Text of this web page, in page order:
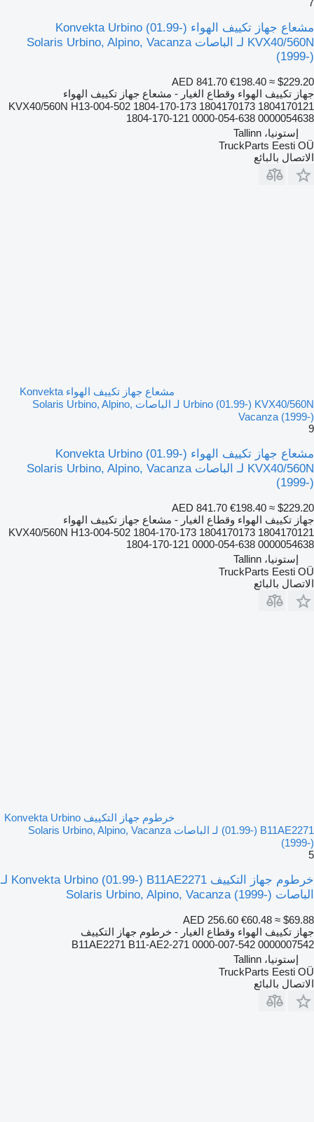
مشعاع جهاز تكييف الهواء Konvekta Urbino (01.99-)
KVX40/560N لـ الباصات Solaris Urbino, Alpino, Vacanza
(1999-)
AED 841.70 €198.40 ≈ $229.20
جهاز تكييف الهواء وقطاع الغيار - مشعاع جهاز تكييف الهواء
KVX40/560N H13-004-502 1804-170-173 1804170173 1804170121
1804-170-121 0000-054-638 0000054638
إستونيا، Tallinn
TruckParts Eesti OÜ
الاتصال بالبائع
مشعاع جهاز تكييف الهواء Konvekta
Urbino (01.99-) KVX40/560N لـ الباصات Solaris Urbino, Alpino,
Vacanza (1999-)
9
مشعاع جهاز تكييف الهواء Konvekta Urbino (01.99-)
KVX40/560N لـ الباصات Solaris Urbino, Alpino, Vacanza
(1999-)
AED 841.70 €198.40 ≈ $229.20
جهاز تكييف الهواء وقطاع الغيار - مشعاع جهاز تكييف الهواء
KVX40/560N H13-004-502 1804-170-173 1804170173 1804170121
1804-170-121 0000-054-638 0000054638
إستونيا، Tallinn
TruckParts Eesti OÜ
الاتصال بالبائع
خرطوم جهاز التكييف Konvekta Urbino
(01.99-) B11AE2271 لـ الباصات Solaris Urbino, Alpino, Vacanza
(1999-)
5
خرطوم جهاز التكييف Konvekta Urbino (01.99-) B11AE2271 لـ
الباصات Solaris Urbino, Alpino, Vacanza (1999-)
AED 256.60 €60.48 ≈ $69.88
جهاز تكييف الهواء وقطاع الغيار - خرطوم جهاز التكييف
B11AE2271 B11-AE2-271 0000-007-542 0000007542
إستونيا، Tallinn
TruckParts Eesti OÜ
الاتصال بالبائع